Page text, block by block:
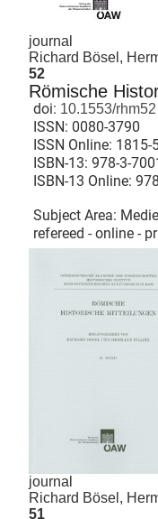
journal
Richard Bösel,
52
Römische
doi: 10.1553/rhm52
ISSN: 0080-3790
ISSN Online: 1815-
ISBN-13: 978-3-
ISBN-13 Online:
Subject Area:
refereed - online -
journal
Richard Bösel,
51